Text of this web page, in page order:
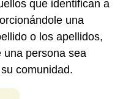
que identifican a
una
o los apellidos,
una persona sea
comunidad.